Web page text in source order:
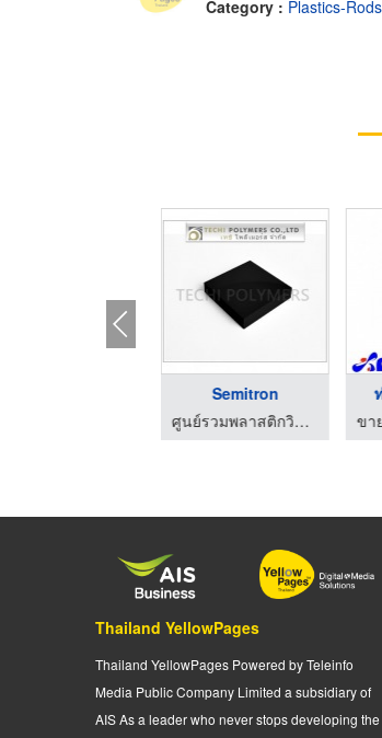
Category : Plastics-Rods, Tubes,
Semitron
ศูนย์รวมพลาสติกวิศวกรรม เทชิ โพลิเมอร์ส
Thailand YellowPages
Thailand YellowPages Powered by Teleinfo
Media Public Company Limited a subsidiary of
AIS As a leader who never stops developing the